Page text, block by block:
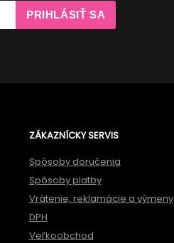
PRIHLÁSIŤ SA
ZÁKAZNÍCKY SERVIS
Spôsoby doručenia
Spôsoby platby
Vrátenie, reklamácie a výmeny
DPH
Veľkoobchod